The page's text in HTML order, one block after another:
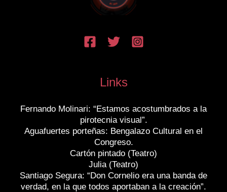
Links
Fernando Molinari: “Estamos acostumbrados a la
pirotecnia visual”.
Aguafuertes porteñas: Bengalazo Cultural en el
Congreso.
Cartón pintado (Teatro)
Julia (Teatro)
Santiago Segura: “Don Cornelio era una banda de
verdad, en la que todos aportaban a la creación”.